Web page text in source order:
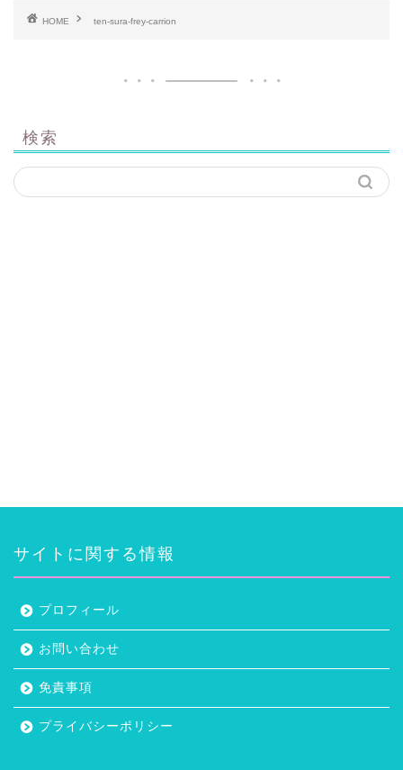
HOME ten-sura-frey-carrion
検索
サイトに関する情報
プロフィール
お問い合わせ
免責事項
プライバシーポリシー